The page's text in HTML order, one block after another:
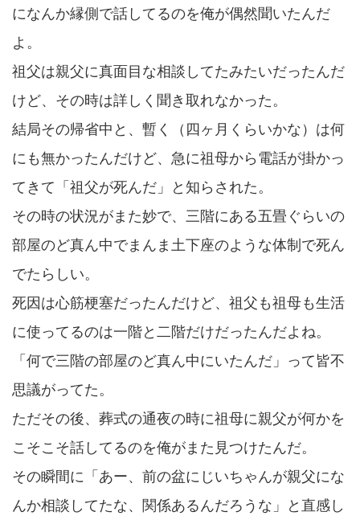
になんか縁側で話してるのを俺が偶然聞いたんだ
よ。
祖父は親父に真面目な相談してたみたいだったんだ
けど、その時は詳しく聞き取れなかった。
結局その帰省中と、暫く（四ヶ月くらいかな）は何
にも無かったんだけど、急に祖母から電話が掛かっ
てきて「祖父が死んだ」と知らされた。
その時の状況がまた妙で、三階にある五畳ぐらいの
部屋のど真ん中でまんま土下座のような体制で死ん
でたらしい。
死因は心筋梗塞だったんだけど、祖父も祖母も生活
に使ってるのは一階と二階だけだったんだよね。
「何で三階の部屋のど真ん中にいたんだ」って皆不
思議がってた。
ただその後、葬式の通夜の時に祖母に親父が何かを
こそこそ話してるのを俺がまた見つけたんだ。
その瞬間に「あー、前の盆にじいちゃんが親父にな
んか相談してたな、関係あるんだろうな」と直感し